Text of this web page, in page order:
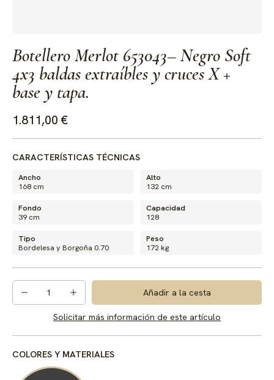
Botellero Merlot 653043– Negro Soft
4x3 baldas extraíbles y cruces X +
base y tapa.
1.811,00 €
CARACTERÍSTICAS TÉCNICAS
Ancho
168 cm
Alto
132 cm
Fondo
39 cm
Capacidad
128
Tipo
Bordelesa y Borgoña 0.70
Peso
172 kg
1 Añadir a la cesta
Solicitar más información de este artículo
COLORES Y MATERIALES